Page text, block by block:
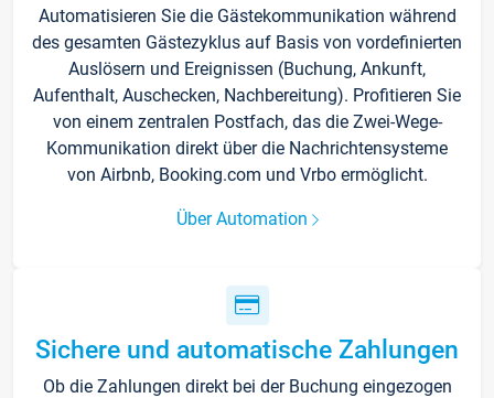
Automatisieren Sie die Gästekommunikation während
des gesamten Gästezyklus auf Basis von vordefinierten
Auslösern und Ereignissen (Buchung, Ankunft,
Aufenthalt, Auschecken, Nachbereitung). Profitieren Sie
von einem zentralen Postfach, das die Zwei-Wege-
Kommunikation direkt über die Nachrichtensysteme
von Airbnb, Booking.com und Vrbo ermöglicht.
Über Automation
Sichere und automatische Zahlungen
Ob die Zahlungen direkt bei der Buchung eingezogen